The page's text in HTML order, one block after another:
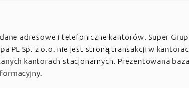
adresowe i telefoniczne kantorów. Super
PL Sp. z o.o. nie jest stroną transakcji w
kantorach stacjonarnych. Prezentowana